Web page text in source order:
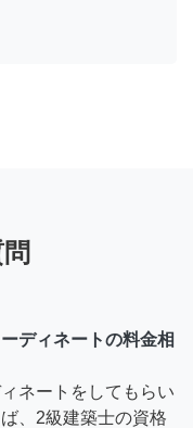
ディネートの料金相
ネートをしてもらい
、2級建築士の資格